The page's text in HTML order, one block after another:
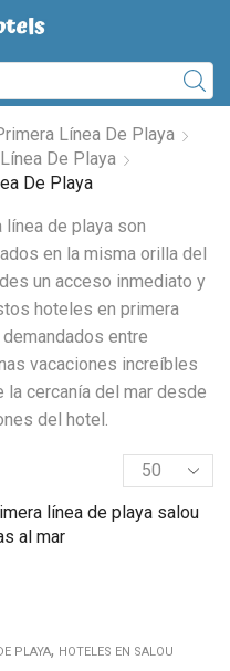
Línea De Playa
De Playa
De Playa
de playa son
en la misma orilla del
un acceso inmediato y
hoteles en primera
entre
vacaciones increíbles
cercanía del mar desde
del hotel.
PLAYA, HOTELES EN SALOU